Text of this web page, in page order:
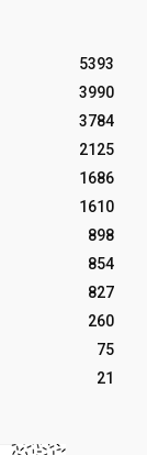
5393
3990
3784
2125
1686
1610
898
854
827
260
75
21